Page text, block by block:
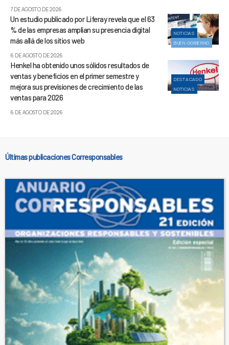
7 DE AGOSTO DE 2026
NOTICIAS
BUEN GOBIERNO
Un estudio publicado por Liferay revela que el 63
% de las empresas amplían su presencia digital
más allá de los sitios web
6 DE AGOSTO DE 2026
DESTACADO
NOTICIAS
Henkel ha obtenido unos sólidos resultados de
ventas y beneficios en el primer semestre y
mejora sus previsiones de crecimiento de las
ventas para 2026
6 DE AGOSTO DE 2026
Últimas publicaciones Corresponsables